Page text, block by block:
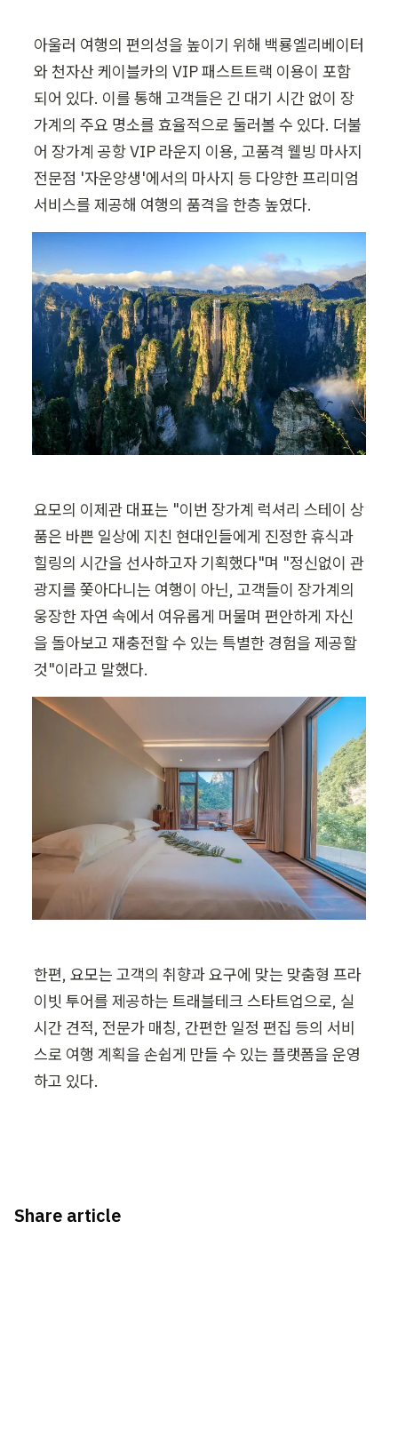
아울러 여행의 편의성을 높이기 위해 백룡엘리베이터
와 천자산 케이블카의 VIP 패스트트랙 이용이 포함
되어 있다. 이를 통해 고객들은 긴 대기 시간 없이 장
가계의 주요 명소를 효율적으로 둘러볼 수 있다. 더불
어 장가계 공항 VIP 라운지 이용, 고품격 웰빙 마사지
전문점 '자운양생'에서의 마사지 등 다양한 프리미엄
서비스를 제공해 여행의 품격을 한층 높였다.
요모의 이제관 대표는 "이번 장가계 럭셔리 스테이 상
품은 바쁜 일상에 지친 현대인들에게 진정한 휴식과
힐링의 시간을 선사하고자 기획했다"며 "정신없이 관
광지를 쫓아다니는 여행이 아닌, 고객들이 장가계의
웅장한 자연 속에서 여유롭게 머물며 편안하게 자신
을 돌아보고 재충전할 수 있는 특별한 경험을 제공할
것"이라고 말했다.
한편, 요모는 고객의 취향과 요구에 맞는 맞춤형 프라
이빗 투어를 제공하는 트래블테크 스타트업으로, 실
시간 견적, 전문가 매칭, 간편한 일정 편집 등의 서비
스로 여행 계획을 손쉽게 만들 수 있는 플랫폼을 운영
하고 있다.
Share article